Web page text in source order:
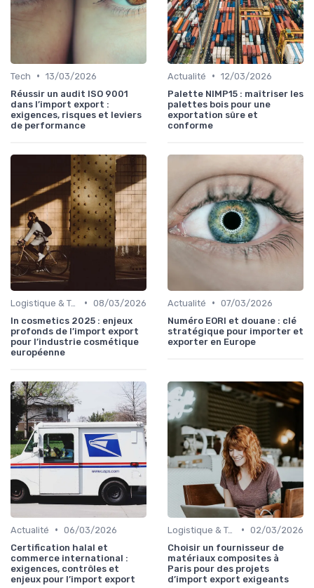
Tech • 13/03/2026
Réussir un audit ISO 9001
dans l’import export :
exigences, risques et leviers
de performance
Actualité • 12/03/2026
Palette NIMP15 : maîtriser les
palettes bois pour une
exportation sûre et
conforme
Logistique & Transport • 08/03/2026
In cosmetics 2025 : enjeux
profonds de l’import export
pour l’industrie cosmétique
européenne
Actualité • 07/03/2026
Numéro EORI et douane : clé
stratégique pour importer et
exporter en Europe
Actualité • 06/03/2026
Certification halal et
commerce international :
exigences, contrôles et
enjeux pour l’import export
Logistique & Transport • 02/03/2026
Choisir un fournisseur de
matériaux composites à
Paris pour des projets
d’import export exigeants